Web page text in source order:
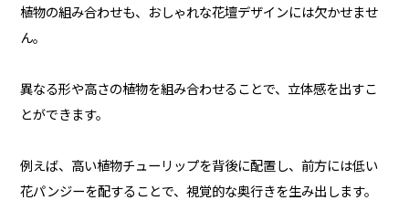
植物の組み合わせも、おしゃれな花壇デザインには欠かせませ
ん。
異なる形や高さの植物を組み合わせることで、立体感を出すこ
とができます。
例えば、高い植物チューリップを背後に配置し、前方には低い
花パンジーを配することで、視覚的な奥行きを生み出します。